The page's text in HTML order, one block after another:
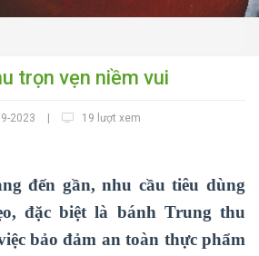
trọn vẹn niềm vui
2023 19 lượt xem
đến gần, nhu cầu tiêu dùng
đặc biệt là bánh Trung thu
bảo đảm an toàn thực phẩm